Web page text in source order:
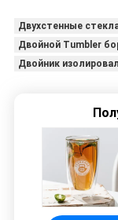
Двухстенные
Двойной Tumbler
Двойник